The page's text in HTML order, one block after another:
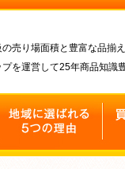
売り場面積と豊富な品揃
プを運営して25年商品知識